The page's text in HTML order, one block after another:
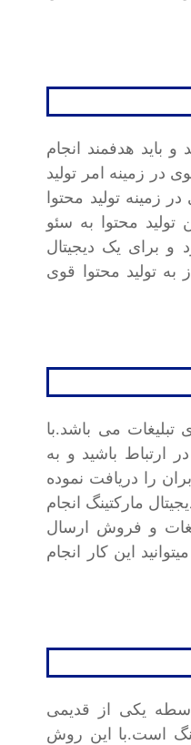
باید هدفمند انجام
در زمینه امر تولید
زمینه تولید محتوا
تولید محتوا به سئو
برای یک دیجیتال
به تولید محتوا قوی
تبلیغات می باشد.با
در ارتباط باشید و به
را دریافت نموده
مارکتینگ انجام
و فروش ارسال
این کار انجام
یکی از قدیمی
است.با این روش